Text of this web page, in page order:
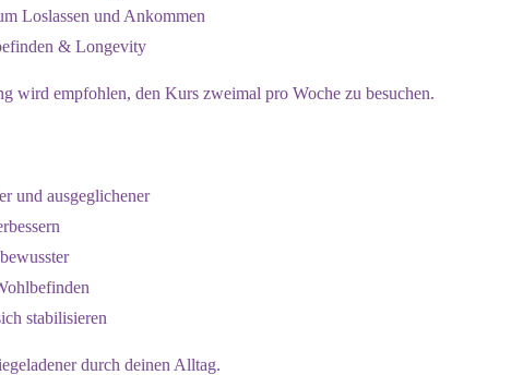
Loslassen und Ankommen
& Longevity
wird empfohlen, den Kurs zweimal pro Woche zu besuchen.
und ausgeglichener
stabilisieren
durch deinen Alltag.